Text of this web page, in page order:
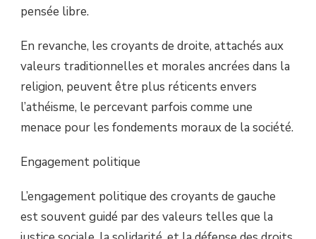
pensée libre.
En revanche, les croyants de droite, attachés aux
valeurs traditionnelles et morales ancrées dans la
religion, peuvent être plus réticents envers
l’athéisme, le percevant parfois comme une
menace pour les fondements moraux de la société.
Engagement politique
L’engagement politique des croyants de gauche
est souvent guidé par des valeurs telles que la